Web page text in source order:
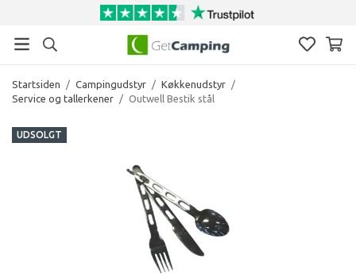
Startsiden / Campingudstyr / Køkkenudstyr /
Service og tallerkener / Outwell Bestik stål
UDSOLGT